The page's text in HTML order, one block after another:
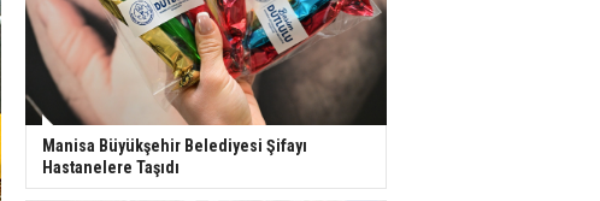
Manisa Büyükşehir Belediyesi Şifayı
Hastanelere Taşıdı